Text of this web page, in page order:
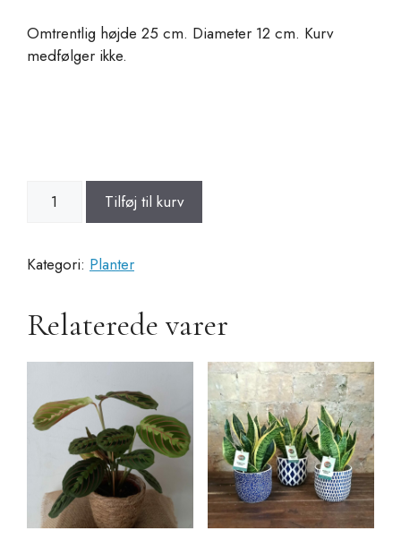
Omtrentlig højde 25 cm. Diameter 12 cm. Kurv
medfølger ikke.
Monstera
Oblicua
Tilføj til kurv
Kategori: Planter
Relaterede varer